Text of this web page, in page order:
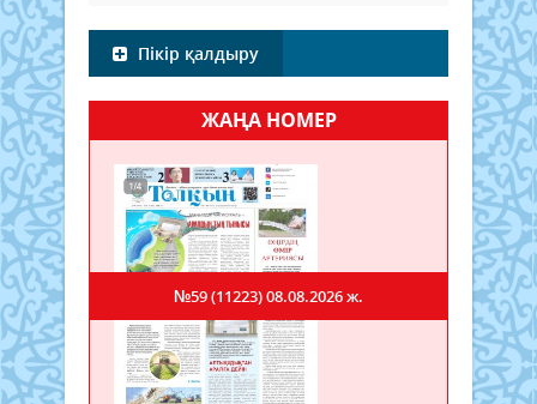
Пікір қалдыру
ЖАҢА НОМЕР
№59 (11223)08.08.2026 ж.